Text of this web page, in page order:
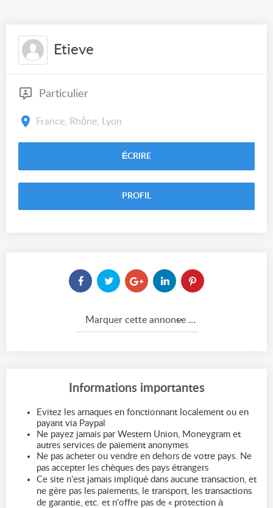
Etieve
Particulier
France, Rhône, Lyon
ÉCRIRE
PROFIL
Marquer cette annonce comme...
Informations importantes
Evitez les arnaques en fonctionnant localement ou en
payant via Paypal
Ne payez jamais par Western Union, Moneygram et
autres services de paiement anonymes
Ne pas acheter ou vendre en dehors de votre pays. Ne
pas accepter les chèques des pays étrangers
Ce site n'est jamais impliqué dans aucune transaction, et
ne gère pas les paiements, le transport, les transactions
de garantie, etc. et n'offre pas de « protection à